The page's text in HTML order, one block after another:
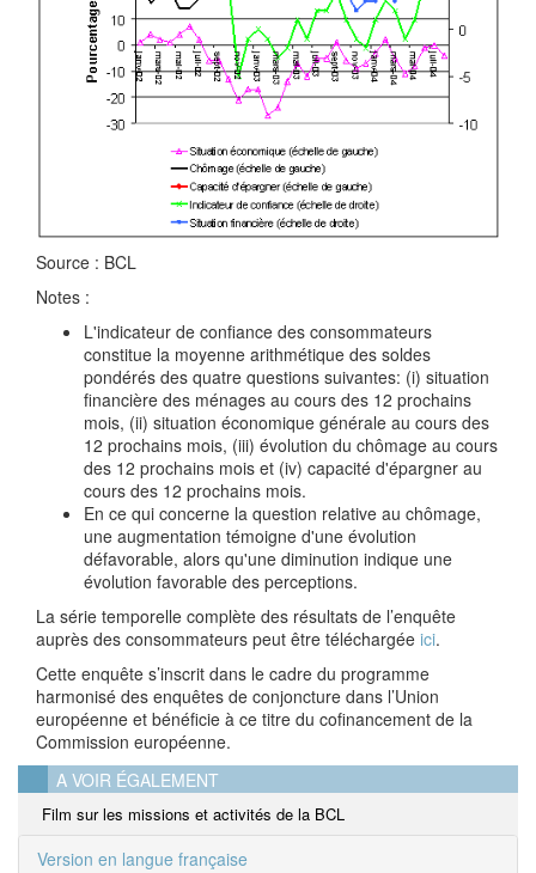
Source : BCL
Notes :
L'indicateur de confiance des consommateurs
constitue la moyenne arithmétique des soldes
pondérés des quatre questions suivantes: (i) situation
financière des ménages au cours des 12 prochains
mois, (ii) situation économique générale au cours des
12 prochains mois, (iii) évolution du chômage au cours
des 12 prochains mois et (iv) capacité d'épargner au
cours des 12 prochains mois.
En ce qui concerne la question relative au chômage,
une augmentation témoigne d'une évolution
défavorable, alors qu'une diminution indique une
évolution favorable des perceptions.
La série temporelle complète des résultats de l’enquête
auprès des consommateurs peut être téléchargée ici.
Cette enquête s’inscrit dans le cadre du programme
harmonisé des enquêtes de conjoncture dans l’Union
européenne et bénéficie à ce titre du cofinancement de la
Commission européenne.
A VOIR ÉGALEMENT
Film sur les missions et activités de la BCL
Version en langue française